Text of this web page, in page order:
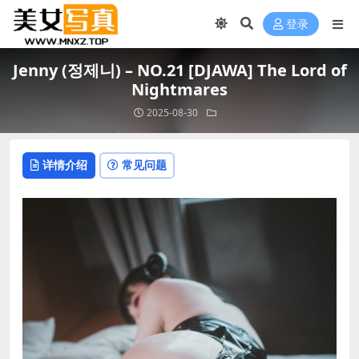
登录
Jenny (정제니) – NO.21 [DJAWA] The Lord of
Nightmares
2025-08-30
详情介绍 常见问题